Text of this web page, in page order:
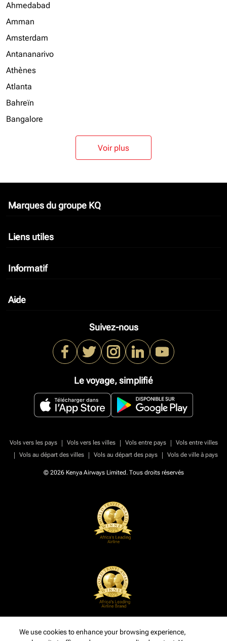
Ahmedabad
Amman
Amsterdam
Antananarivo
Athènes
Atlanta
Bahreïn
Bangalore
Voir plus
Marques du groupe KQ
keyboard_arrow_down
Liens utiles
keyboard_arrow_down
Informatif
keyboard_arrow_down
Aide
keyboard_arrow_down
Suivez-nous
Le voyage, simplifié
Vols vers les pays | Vols vers les villes | Vols entre pays |
Vols entre villes
|
Vols au départ des villes | Vols au départ des pays | Vols de ville à pays
© 2026 Kenya Airways Limited. Tous droits réservés
We use cookies to enhance your browsing experience,